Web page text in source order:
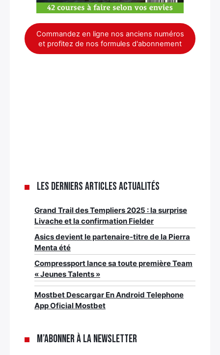
Commandez en ligne nos anciens numéros
et profitez de nos formules d'abonnement
Les derniers articles Actualités
Grand Trail des Templiers 2025 : la surprise
Livache et la confirmation Fielder
Asics devient le partenaire-titre de la Pierra
Menta été
Compressport lance sa toute première Team
« Jeunes Talents »
Mostbet Descargar En Android Telephone
App Oficial Mostbet
M’abonner à la newsletter